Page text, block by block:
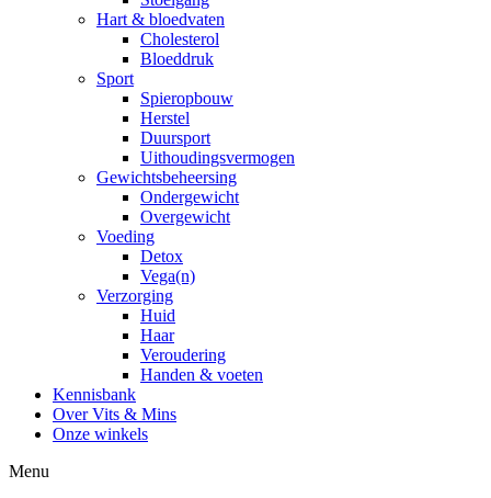
Hart & bloedvaten
Cholesterol
Bloeddruk
Sport
Spieropbouw
Herstel
Duursport
Uithoudingsvermogen
Gewichtsbeheersing
Ondergewicht
Overgewicht
Voeding
Detox
Vega(n)
Verzorging
Huid
Haar
Veroudering
Handen & voeten
Kennisbank
Over Vits & Mins
Onze winkels
Menu